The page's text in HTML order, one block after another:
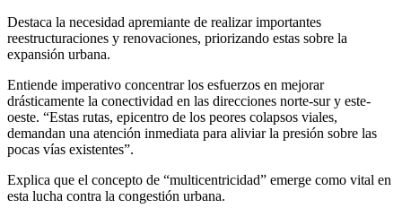
Destaca la necesidad apremiante de realizar importantes
reestructuraciones y renovaciones, priorizando estas sobre la
expansión urbana.
Entiende imperativo concentrar los esfuerzos en mejorar
drásticamente la conectividad en las direcciones norte-sur y este-
oeste. “Estas rutas, epicentro de los peores colapsos viales,
demandan una atención inmediata para aliviar la presión sobre las
pocas vías existentes”.
Explica que el concepto de “multicentricidad” emerge como vital en
esta lucha contra la congestión urbana.